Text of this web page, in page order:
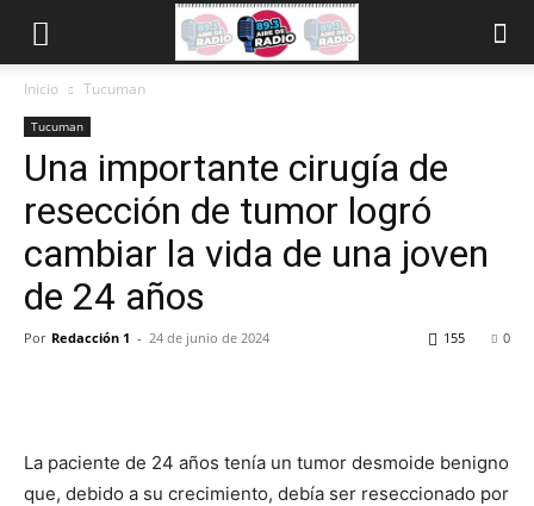
Inicio Tucuman
Tucuman
Una importante cirugía de
resección de tumor logró
cambiar la vida de una joven
de 24 años
Por Redacción 1 - 24 de junio de 2024 0
155
La paciente de 24 años tenía un tumor desmoide benigno
que, debido a su crecimiento, debía ser reseccionado por